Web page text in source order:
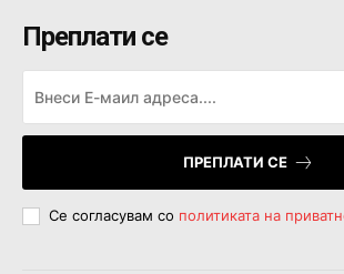
Преплати се
ПРЕПЛАТИ СЕ
Се согласувам со политиката на